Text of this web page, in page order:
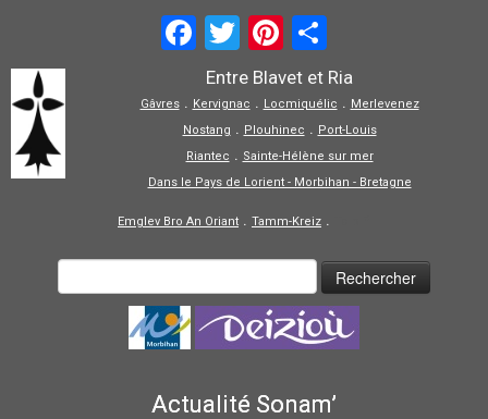
FacebookTwitter Pinterest
Entre Blavet et Ria
Gâvres. Kervignac . Locmiquélic . Merlevenez
Nostang . Plouhinec . Port-Louis
Riantec . Sainte-Hélène sur mer
Dans le Pays de Lorient - Morbihan - Bretagne
Emglev Bro An Oriant . Tamm-Kreiz .
Actualité Sonam’